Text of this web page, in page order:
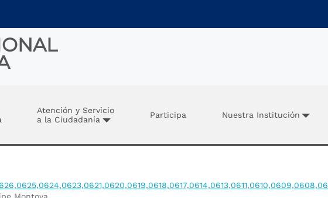
Atención y Servicio
a la Ciudadanía
Participa Nuestra Institución